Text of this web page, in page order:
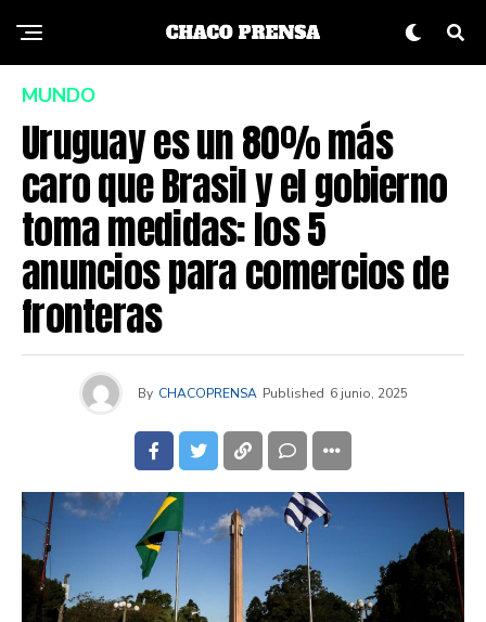
MUNDO
Uruguay es un 80% más
caro que Brasil y el gobierno
toma medidas: los 5
anuncios para comercios de
fronteras
By CHACOPRENSA Published 6 junio, 2025